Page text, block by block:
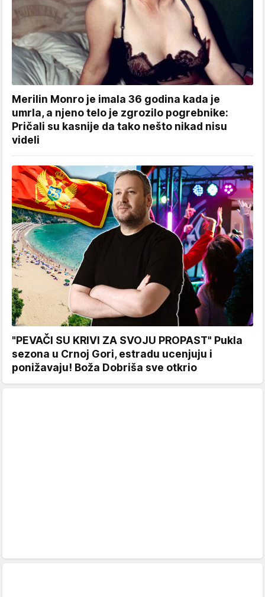
Merilin Monro je imala 36 godina kada je
umrla, a njeno telo je zgrozilo pogrebnike:
Pričali su kasnije da tako nešto nikad nisu
videli
"PEVAČI SU KRIVI ZA SVOJU PROPAST" Pukla
sezona u Crnoj Gori, estradu ucenjuju i
ponižavaju! Boža Dobriša sve otkrio